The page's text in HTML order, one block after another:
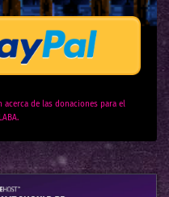
de las donaciones para el